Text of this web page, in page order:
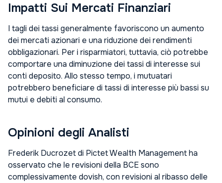
Impatti Sui Mercati Finanziari
I tagli dei tassi generalmente favoriscono un aumento
dei mercati azionari e una riduzione dei rendimenti
obbligazionari. Per i risparmiatori, tuttavia, ciò potrebbe
comportare una diminuzione dei tassi di interesse sui
conti deposito. Allo stesso tempo, i mutuatari
potrebbero beneficiare di tassi di interesse più bassi su
mutui e debiti al consumo.
Opinioni degli Analisti
Frederik Ducrozet di Pictet Wealth Management ha
osservato che le revisioni della BCE sono
complessivamente dovish, con revisioni al ribasso delle